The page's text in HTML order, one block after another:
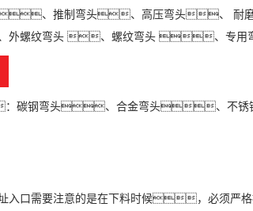
、推制弯头、高压弯头、 耐
外螺纹弯头 、螺纹弯头 、专用
钢弯头、合金弯头、不锈钢
口需要注意的是在下料时候，必须严格